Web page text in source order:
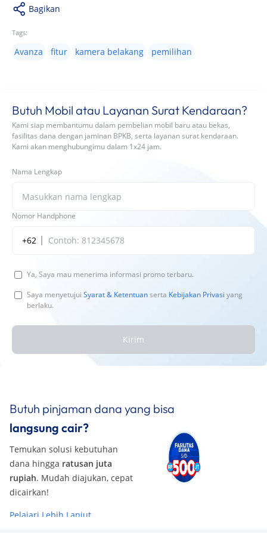
Bagikan
Tags:
Avanza fitur kamera belakang pemilihan
Butuh Mobil atau Layanan Surat Kendaraan?
Kami siap membantumu dalam pembelian mobil baru atau bekas,
fasilitas dana dengan jaminan BPKB, serta layanan surat kendaraan.
Kami akan menghubungimu dalam 1x24 jam.
Nama Lengkap
Nomor Handphone
+62
Ya, Saya mau menerima informasi promo terbaru.
Saya menyetujui Syarat & Ketentuanserta Kebijakan Privasi yang
berlaku.
Kirim
Butuh pinjaman dana yang bisa
langsung cair?
Temukan solusi kebutuhan
dana hingga ratusan juta
rupiah. Mudah diajukan, cepat
dicairkan!
Pelajari Lebih Lanjut